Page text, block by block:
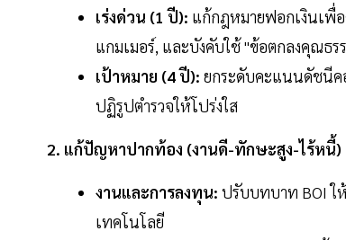
เร่งด่วน (1 ปี): แก้กฎหมายฟอกเงินเพื่
แกมเมอร์, และบังคับใช้ "ข้อตกลงคุณธร
เป้าหมาย (4 ปี): ยกระดับคะแนนดัชนีค
ปฏิรูปตำรวจให้โปร่งใส
2. แก้ปัญหาปากท้อง (งานดี-ทักษะสูง-ไร้หนี้)
งานและการลงทุน: ปรับบทบาท BOI ใ
เทคโนโลยี